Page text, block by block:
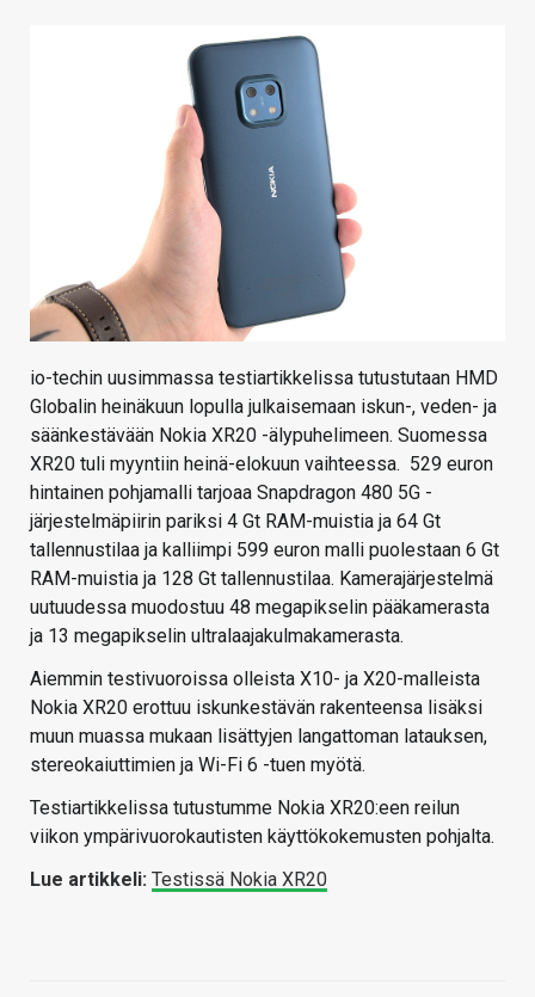
io-techin uusimmassa testiartikkelissa tutustutaan HMD
Globalin heinäkuun lopulla julkaisemaan iskun-, veden- ja
säänkestävään Nokia XR20 -älypuhelimeen. Suomessa
XR20 tuli myyntiin heinä-elokuun vaihteessa. 529 euron
hintainen pohjamalli tarjoaa Snapdragon 480 5G -
järjestelmäpiirin pariksi 4 Gt RAM-muistia ja 64 Gt
tallennustilaa ja kalliimpi 599 euron malli puolestaan 6 Gt
RAM-muistia ja 128 Gt tallennustilaa. Kamerajärjestelmä
uutuudessa muodostuu 48 megapikselin pääkamerasta
ja 13 megapikselin ultralaajakulmakamerasta.
Aiemmin testivuoroissa olleista X10- ja X20-malleista
Nokia XR20 erottuu iskunkestävän rakenteensa lisäksi
muun muassa mukaan lisättyjen langattoman latauksen,
stereokaiuttimien ja Wi-Fi 6 -tuen myötä.
Testiartikkelissa tutustumme Nokia XR20:een reilun
viikon ympärivuorokautisten käyttökokemusten pohjalta.
Lue artikkeli: Testissä Nokia XR20